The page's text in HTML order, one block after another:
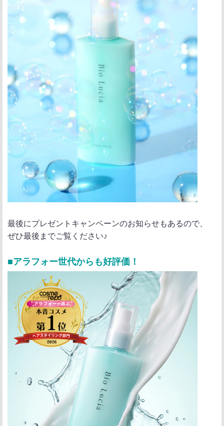
最後にプレゼントキャンペーンのお知らせもあるので、
ぜひ最後までご覧ください♪
■アラフォー世代からも好評価！